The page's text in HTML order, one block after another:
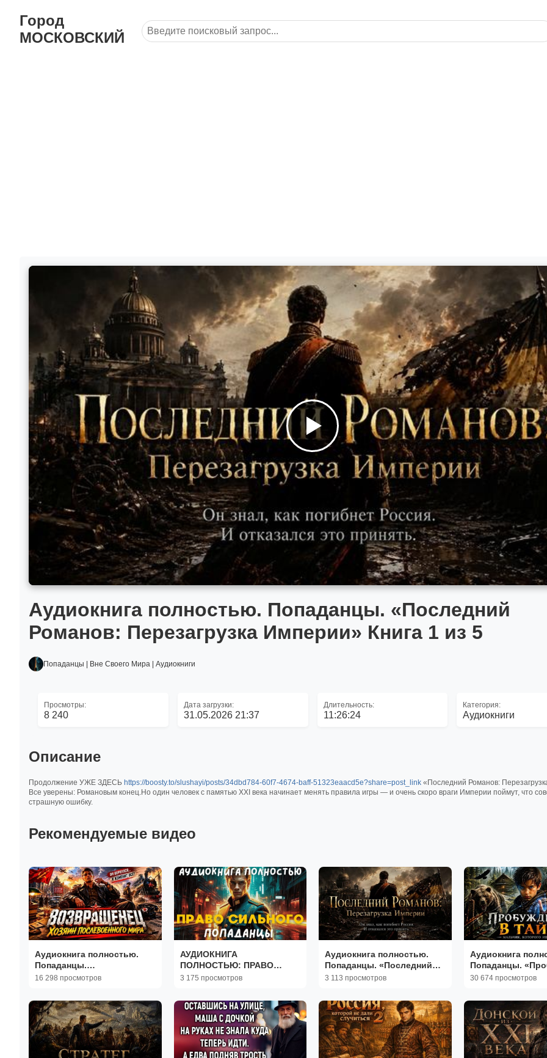
Город
МОСКОВСКИЙ
Аудиокнига полностью. Попаданцы. «Последний
Романов: Перезагрузка Империи» Книга 1 из 5
Попаданцы | Вне Своего Мира | Аудиокниги
Просмотры:
8 240
Дата загрузки:
31.05.2026 21:37
Длительность:
11:26:24
Категория:
Аудиокниги
Описание
Продолжение УЖЕ ЗДЕСЬ https://boosty.to/slushayi/posts/34dbd784-60f7-4674-baff-51323eaacd5e?share=post_link «Последний Романов:
Все уверены: Романовым конец.Но один человек с памятью XXI века начинает менять правила игры — и очень скоро враги Империи поймут, что
страшную ошибку.
Рекомендуемые видео
Аудиокнига полностью.
Попаданцы.
«Возвращенец» Книга 1 из
16 298 просмотров
АУДИОКНИГА
ПОЛНОСТЬЮ: ПРАВО
СИЛЬНОГО / ПОПАДАНЦЫ
3 175 просмотров
Аудиокнига полностью.
Попаданцы. «Последний
Романов: Перезагрузка
3 113 просмотров
Аудиокнига
Попаданцы.
в тайге» Книга 1
30 674 просмотров